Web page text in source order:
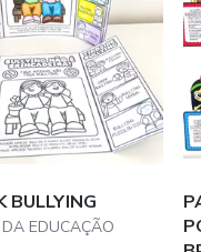
BULLYING
EDUCAÇÃO